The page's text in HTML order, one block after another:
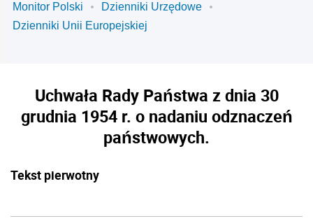
Monitor Polski
Dzienniki Urzędowe
Dzienniki Unii Europejskiej
Uchwała Rady Państwa z dnia 30
grudnia 1954 r. o nadaniu odznaczeń
państwowych.
Tekst pierwotny